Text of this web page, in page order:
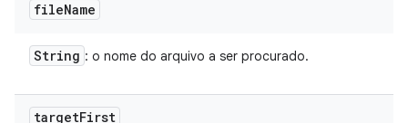
fileName
String : o nome do arquivo a ser procurado.
targetFirst